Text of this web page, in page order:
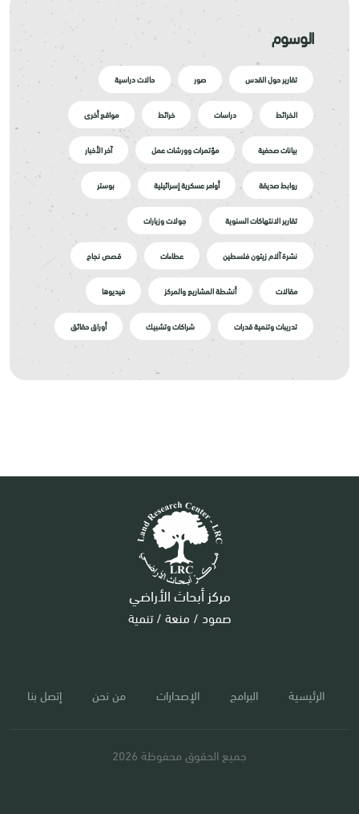
الوسوم
تقارير حول القدس صور حالات دراسية
الخرائط دراسات خرائط مواقع أخرى
بيانات صحفية مؤتمرات وورشات عمل آخر الأخبار
روابط صديقة أوامر عسكرية إسرائيلية بوستر
تقارير الانتهاكات السنوية جولات وزيارات
نشرة آلام زيتون فلسطين عطاءات قصص نجاح
مقالات أنشطة المشاريع والمركز فيديوها
تدريبات وتنمية قدرات شراكات وتشبيك أوراق حقائق
مركز أبحاث الأراضي
صمود / منعة / تنمية
الرئيسية البرامج الإصدارات من نحن إتصل بنا
جميع الحقوق محفوظة 2026